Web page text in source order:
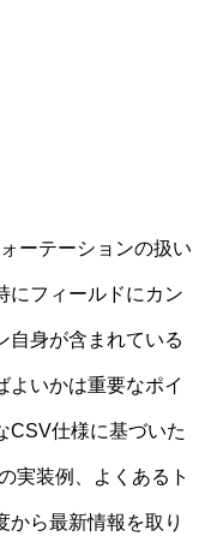
ーテーションの扱い
にフィールドにカン
自身が含まれている
よいかは重要なポイ
CSV仕様に基づいた
実装例、よくあるト
から最新情報を取り